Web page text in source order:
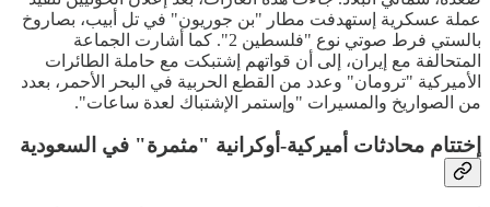
عملة عسكرية إستهدفت مطار "بن جوريون" في تل أبيب، بصاروخ
بالستي فرط صوتي نوع "فلسطين 2". كما أشارت الجماعة
المتحالفة مع إيران، إلى أن قواتهم إشتبكت مع حاملة الطائرات
الأميركية "ترومان" وعدد من القطع الحربية في البحر الأحمر، بعدد
من الصواريخ والمسيرات "وإستمر الإشتباك لعدة ساعات".
إختتام محادثات أميركية-أوكرانية "مثمرة" في السعودية